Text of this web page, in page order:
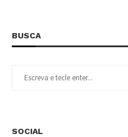
BUSCA
SOCIAL